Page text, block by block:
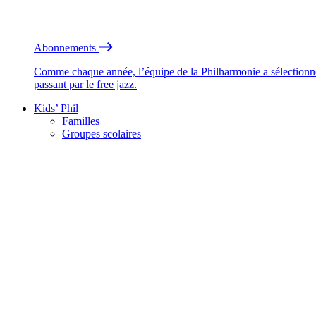
Abonnements
Comme chaque année, l’équipe de la Philharmonie a
passant par le free jazz.
Kids’ Phil
Familles
Groupes scolaires